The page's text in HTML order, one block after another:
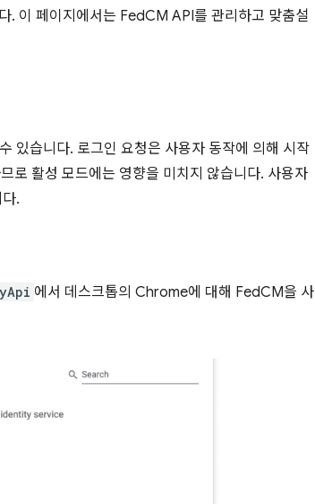
. 이 페이지에서는 FedCM API를 관리하고 맞춤설
있습니다. 로그인 요청은 사용자 동작에 의해 시작
로 활성 모드에는 영향을 미치지 않습니다. 사용자
.
에서 데스크톱의 Chrome에 대해 FedCM을 사